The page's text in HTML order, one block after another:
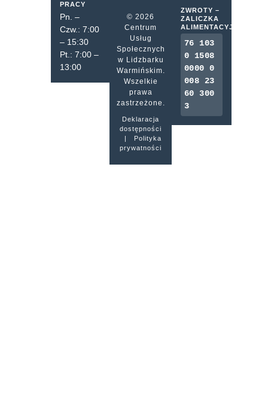
PRACY
Pn. –
Czw.: 7:00
– 15:30
Pt.: 7:00 –
13:00
© 2026
Centrum
Usług
Społecznych
w Lidzbarku
Warmińskim.
Wszelkie
prawa
zastrzeżone.
Deklaracja
dostępności
|
Polityka
prywatności
ZWROTY –
ZALICZKA
ALIMENTACYJNA
76 103
0 1508
0000 0
008 23
60 300
3